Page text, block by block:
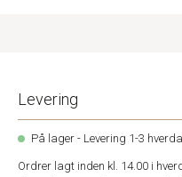
Levering
På lager - Levering 1-3
Ordrer lagt inden kl. 14.00 i